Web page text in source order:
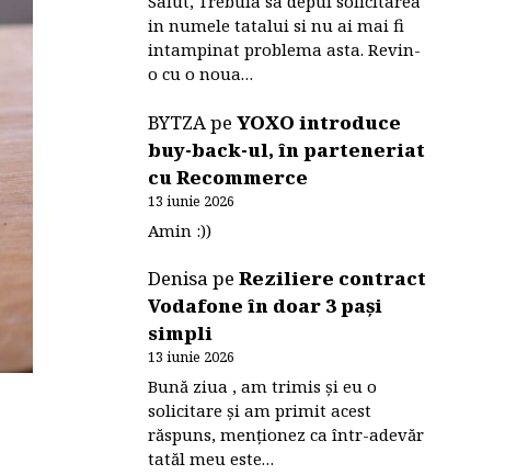
in numele tatalui si nu ai mai fi
intampinat problema asta. Revin-
o cu o noua…
BYTZApeYOXO introduce
buy-back-ul, în parteneriat
cu Recommerce
13 iunie 2026
Amin :))
DenisapeReziliere contract
Vodafone în doar 3 pași
simpli
13 iunie 2026
Bună ziua , am trimis și eu o
solicitare și am primit acest
răspuns, menționez ca într-adevăr
tatăl meu este…